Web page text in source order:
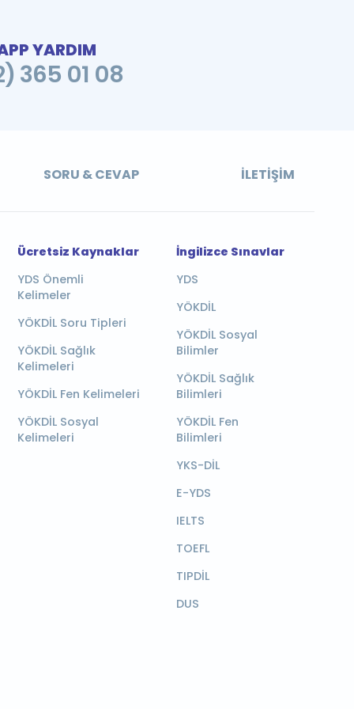
YARDIM
365 01 08
SORU & CEVAP İLETIŞIM
Ücretsiz Kaynaklar
YDS Önemli
Kelimeler
YÖKDİL Soru Tipleri
YÖKDİL Sağlık
Kelimeleri
YÖKDİL Fen Kelimeleri
YÖKDİL Sosyal
Kelimeleri
İngilizce Sınavlar
YDS
YÖKDİL
YÖKDİL Sosyal
Bilimler
YÖKDİL Sağlık
Bilimleri
YÖKDİL Fen
Bilimleri
YKS-DİL
E-YDS
IELTS
TOEFL
TIPDİL
DUS